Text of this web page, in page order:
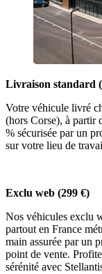
Livraison standard
Votre véhicule livré
(hors Corse), à partir
% sécurisée par un
sur votre lieu de
Exclu web (299 €)
Nos véhicules exclu
partout en France
main assurée par un
point de vente.
sérénité avec